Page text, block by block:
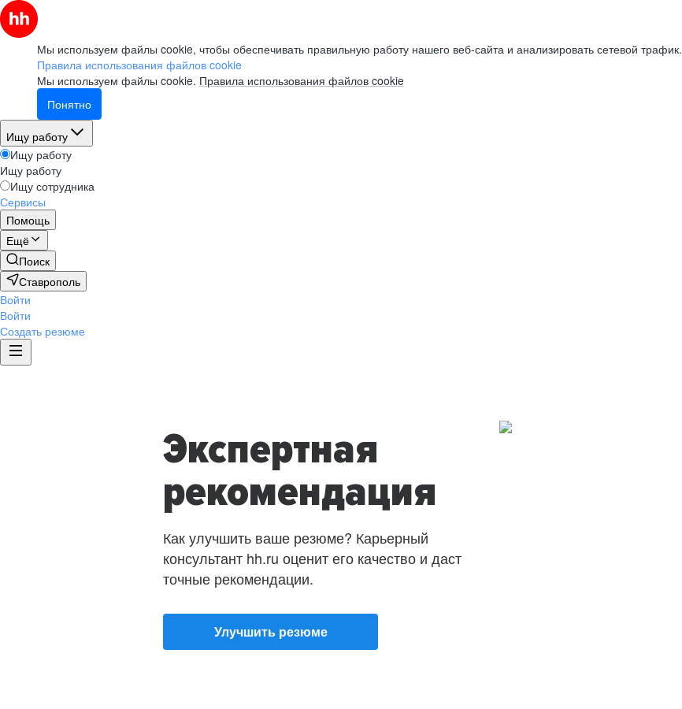
Мы используем файлы cookie, чтобы обеспечивать правильную работу нашего веб-сайта и анализировать сетевой трафик.
Правила использования файлов cookie
Мы используем файлы cookie. Правила использования файлов cookie
Понятно
Ищу работу
Ищу работу
Ищу работу
Ищу сотрудника
Сервисы
Помощь
Ещё
Поиск
Ставрополь
Войти
Войти
Создать резюме
Экспертная
рекомендация
Как улучшить ваше резюме? Карьерный
консультант hh.ru оценит его качество и даст
точные рекомендации.
Улучшить резюме